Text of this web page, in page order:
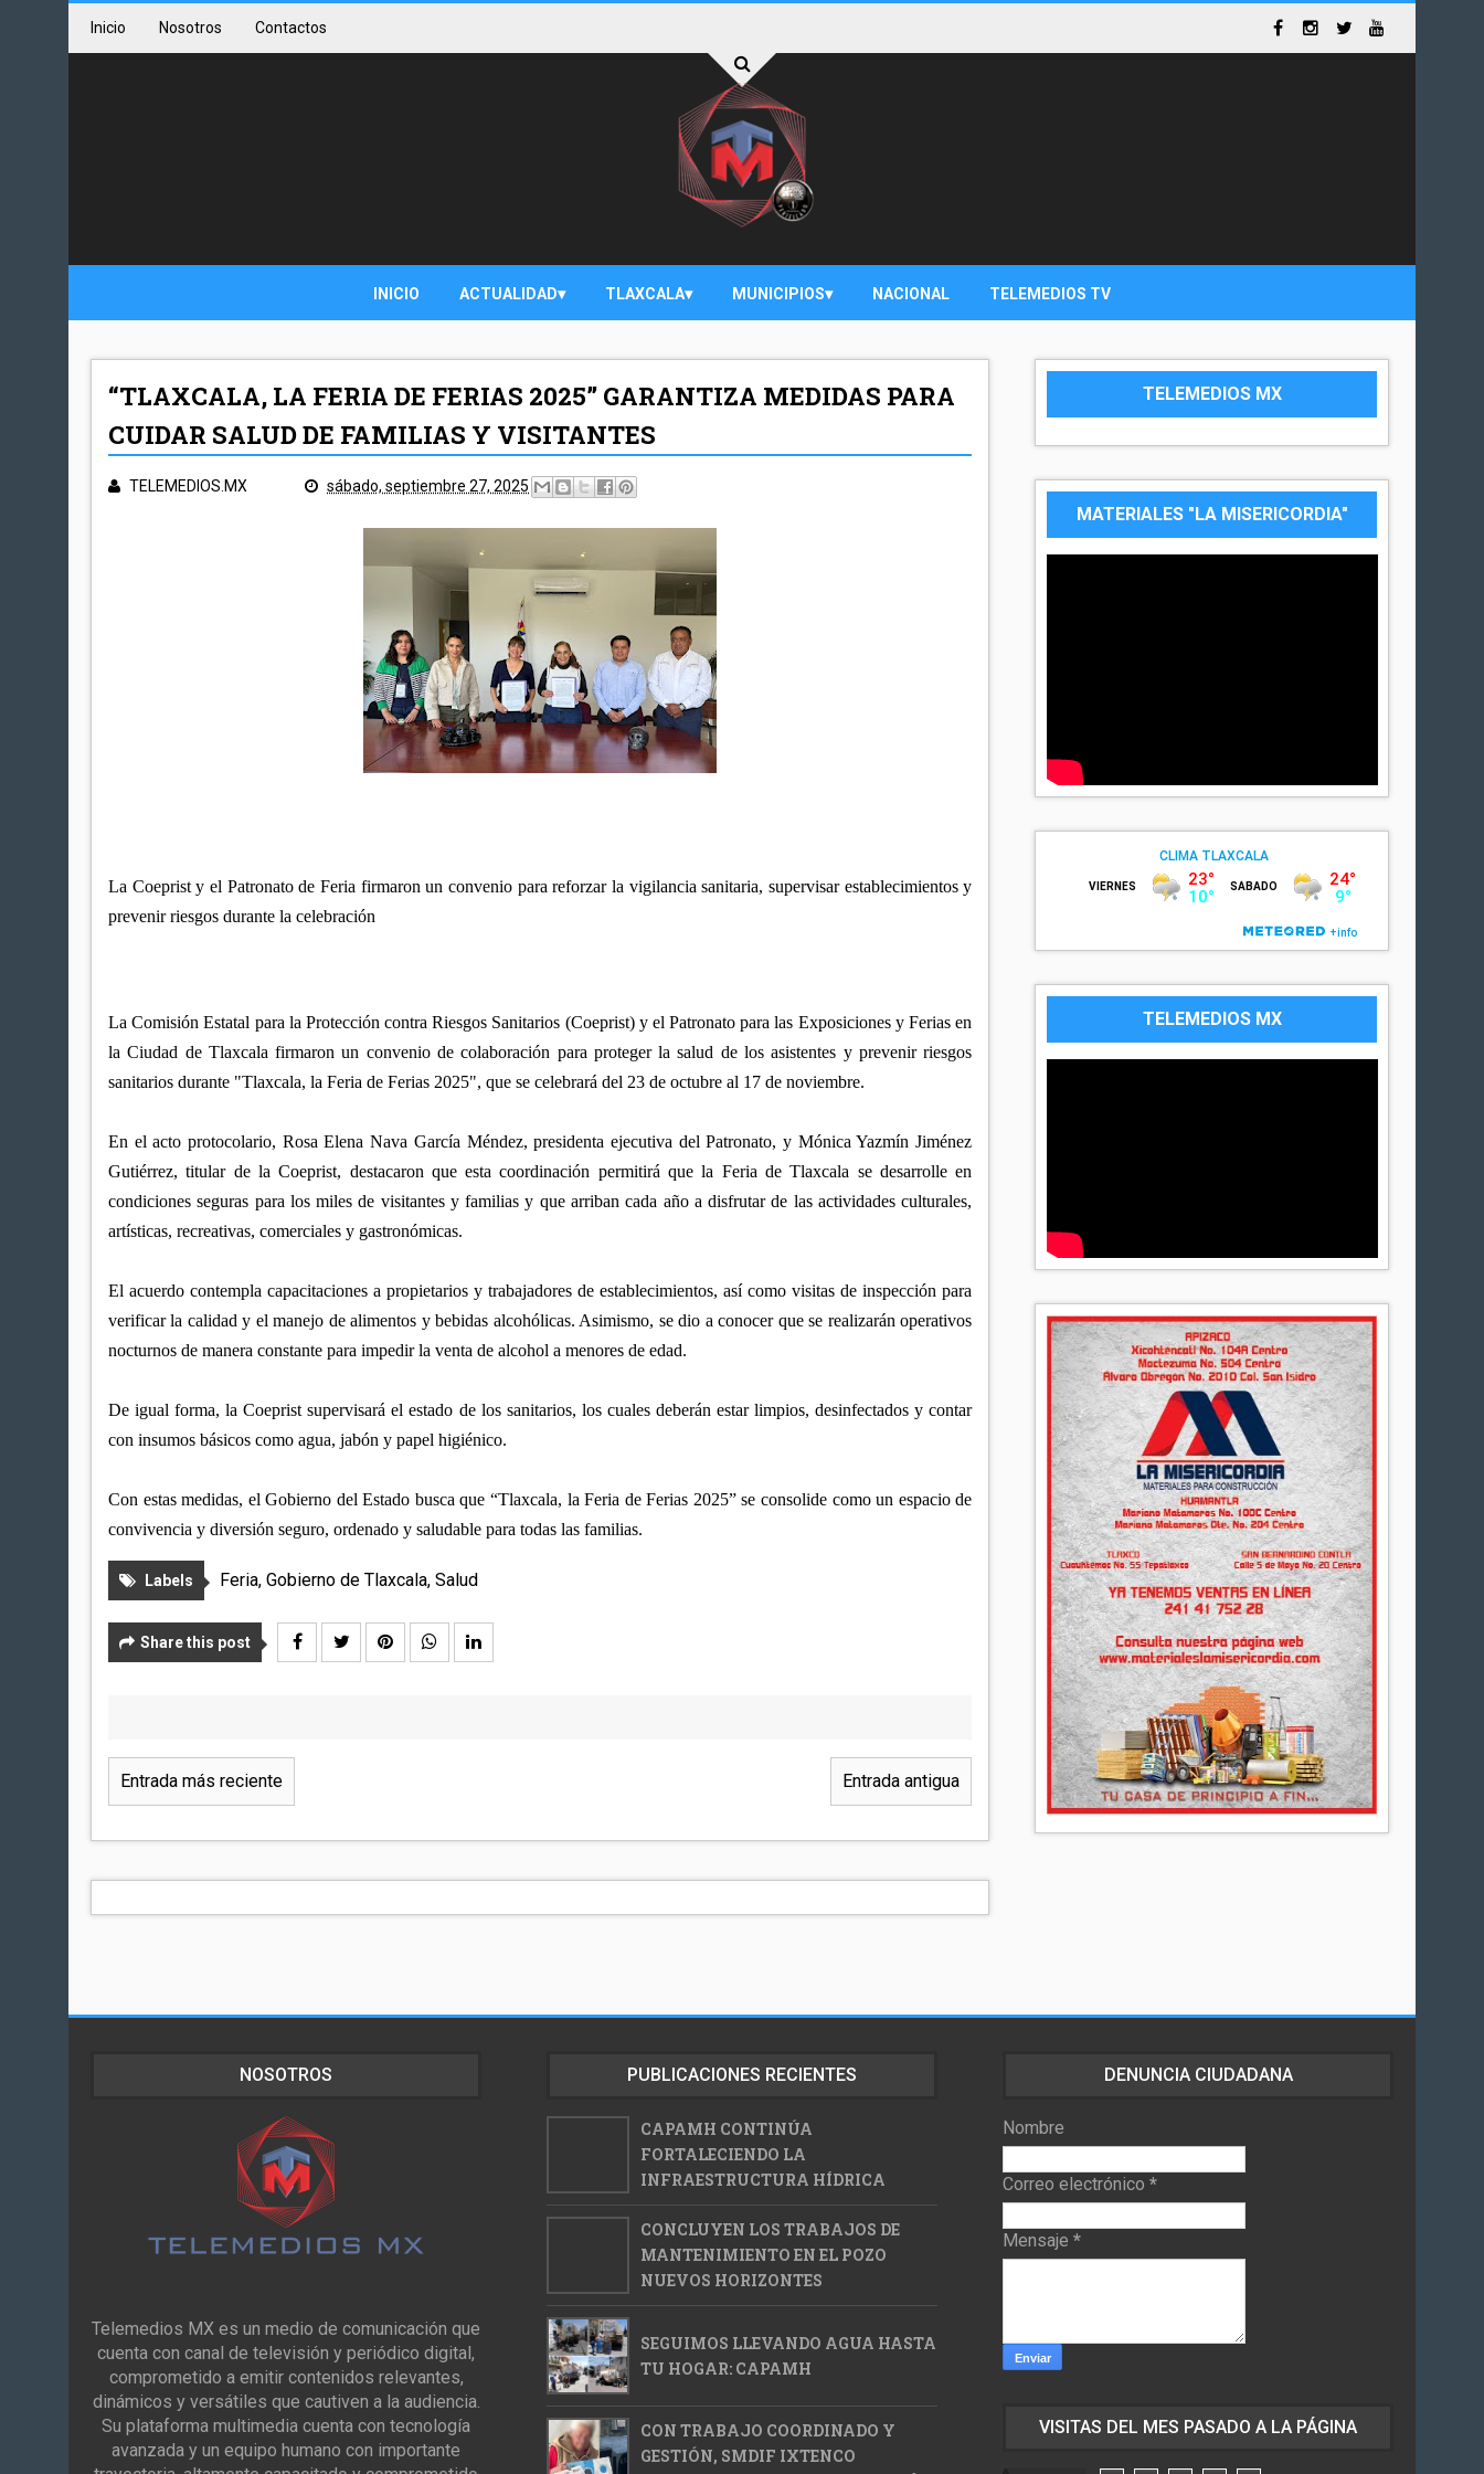
Inicio Nosotros Contactos
INICIO ACTUALIDAD TLAXCALA MUNICIPIOS NACIONAL TELEMEDIOS TV
“TLAXCALA, LA FERIA DE FERIAS 2025” GARANTIZA MEDIDAS PARA
CUIDAR SALUD DE FAMILIAS Y VISITANTES
TELEMEDIOS.MX sábado, septiembre 27, 2025
La Coeprist y el Patronato de Feria firmaron un convenio para reforzar la vigilancia sanitaria, supervisar establecimientos y
prevenir riesgos durante la celebración
La Comisión Estatal para la Protección contra Riesgos Sanitarios (Coeprist) y el Patronato para las Exposiciones y Ferias en
la Ciudad de Tlaxcala firmaron un convenio de colaboración para proteger la salud de los asistentes y prevenir riesgos
sanitarios durante "Tlaxcala, la Feria de Ferias 2025", que se celebrará del 23 de octubre al 17 de noviembre.
En el acto protocolario, Rosa Elena Nava García Méndez, presidenta ejecutiva del Patronato, y Mónica Yazmín Jiménez
Gutiérrez, titular de la Coeprist, destacaron que esta coordinación permitirá que la Feria de Tlaxcala se desarrolle en
condiciones seguras para los miles de visitantes y familias y que arriban cada año a disfrutar de las actividades culturales,
artísticas, recreativas, comerciales y gastronómicas.
El acuerdo contempla capacitaciones a propietarios y trabajadores de establecimientos, así como visitas de inspección para
verificar la calidad y el manejo de alimentos y bebidas alcohólicas. Asimismo, se dio a conocer que se realizarán operativos
nocturnos de manera constante para impedir la venta de alcohol a menores de edad.
De igual forma, la Coeprist supervisará el estado de los sanitarios, los cuales deberán estar limpios, desinfectados y contar
con insumos básicos como agua, jabón y papel higiénico.
Con estas medidas, el Gobierno del Estado busca que “Tlaxcala, la Feria de Ferias 2025” se consolide como un espacio de
convivencia y diversión seguro, ordenado y saludable para todas las familias.
Labels Feria, Gobierno de Tlaxcala, Salud
Share this post
Entrada más reciente Entrada antigua
TELEMEDIOS MX
MATERIALES "LA MISERICORDIA"
TELEMEDIOS MX
NOSOTROS
Telemedios MX es un medio de comunicación que
cuenta con canal de televisión y periódico digital,
comprometido a emitir contenidos relevantes,
dinámicos y versátiles que cautiven a la audiencia.
Su plataforma multimedia cuenta con tecnología
avanzada y un equipo humano con importante
PUBLICACIONES RECIENTES
CAPAMH CONTINÚA
FORTALECIENDO LA
INFRAESTRUCTURA HÍDRICA
CONCLUYEN LOS TRABAJOS DE
MANTENIMIENTO EN EL POZO
NUEVOS HORIZONTES
SEGUIMOS LLEVANDO AGUA HASTA
TU HOGAR: CAPAMH
CON TRABAJO COORDINADO Y
GESTIÓN, SMDIF IXTENCO
DENUNCIA CIUDADANA
Nombre
Correo electrónico *
Mensaje *
VISITAS DEL MES PASADO A LA PÁGINA